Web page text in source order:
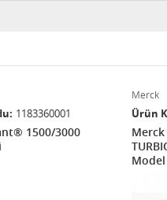
1183360001
1500/3000
Merck
Ürün